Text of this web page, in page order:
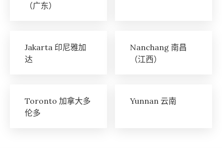
（广东）
Jakarta 印尼雅加
达
Nanchang 南昌
（江西）
Toronto 加拿大多
伦多
Yunnan 云南